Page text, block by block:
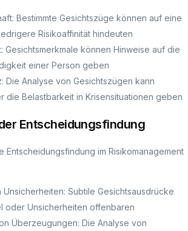
Bestimmte Gesichtszüge können auf eine
Risikoaffinität hindeuten
Gesichtsmerkmale können Hinweise auf die
einer Person geben
Die Analyse von Gesichtszügen kann
die Belastbarkeit in Krisensituationen geben
Entscheidungsfindung
Entscheidungsfindung im Risikomanagement
Unsicherheiten: Subtile Gesichtsausdrücke
oder Unsicherheiten offenbaren
Überzeugungen: Die Analyse von